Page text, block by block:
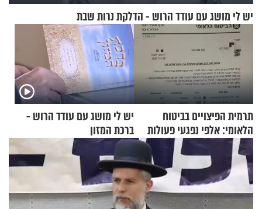
יש לי מושג עם עודד הרוש - הדלקת נרות שבת
תרמית הפיצויים בביטוח
הלאומי: אלפי נפגעי פעולות
איבה קיבלו כספים במירמה
יש לי מושג עם עודד הרוש -
ברכת המזון